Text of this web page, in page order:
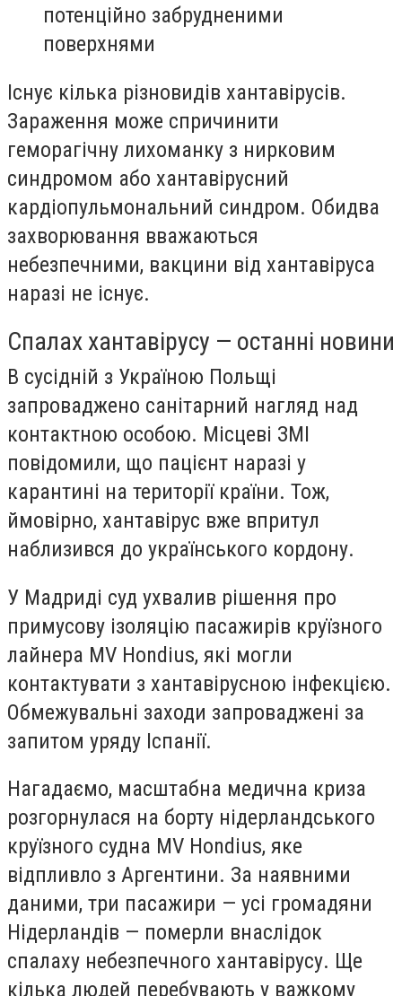
потенційно забрудненими
поверхнями
Існує кілька різновидів хантавірусів.
Зараження може спричинити
геморагічну лихоманку з нирковим
синдромом або хантавірусний
кардіопульмональний синдром. Обидва
захворювання вважаються
небезпечними, вакцини від хантавіруса
наразі не існує.
Спалах хантавірусу — останні новини
В сусідній з Україною Польщі
запроваджено санітарний нагляд над
контактною особою. Місцеві ЗМІ
повідомили, що пацієнт наразі у
карантині на території країни. Тож,
ймовірно, хантавірус вже впритул
наблизився до українського кордону.
У Мадриді суд ухвалив рішення про
примусову ізоляцію пасажирів круїзного
лайнера MV Hondius, які могли
контактувати з хантавірусною інфекцією.
Обмежувальні заходи запроваджені за
запитом уряду Іспанії.
Нагадаємо, масштабна медична криза
розгорнулася на борту нідерландського
круїзного судна MV Hondius, яке
відпливло з Аргентини. За наявними
даними, три пасажири — усі громадяни
Нідерландів — померли внаслідок
спалаху небезпечного хантавірусу. Ще
кілька людей перебувають у важкому